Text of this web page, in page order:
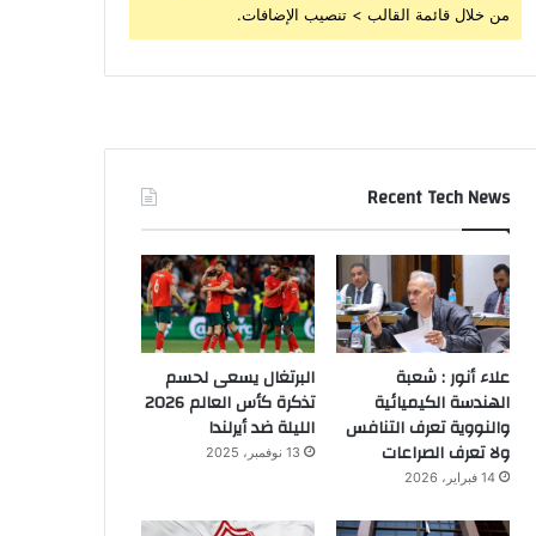
من خلال قائمة القالب > تنصيب الإضافات.
Recent Tech News
علاء أنور : شعبة
الهندسة الكيميائية
والنووية تعرف التنافس
ولا تعرف الصراعات
14 فبراير، 2026
البرتغال يسعى لحسم
تذكرة كأس العالم 2026
الليلة ضد أيرلندا
13 نوفمبر، 2025